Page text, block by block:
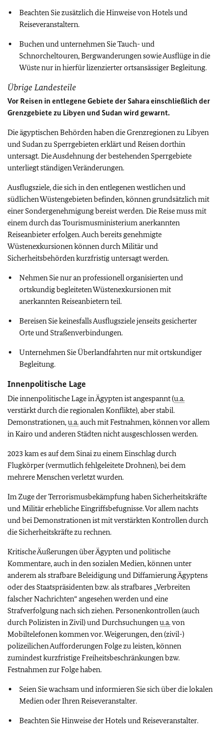
Beachten Sie zusätzlich die Hinweise von Hotels und
Reiseveranstaltern.
Buchen und unternehmen Sie Tauch- und
Schnorcheltouren, Bergwanderungen sowie Ausflüge in die
Wüste nur in hierfür lizenzierter ortsansässiger Begleitung.
Übrige Landesteile
Vor Reisen in entlegene Gebiete der Sahara einschließlich der
Grenzgebiete zu Libyen und Sudan wird gewarnt.
Die ägyptischen Behörden haben die Grenzregionen zu Libyen
und Sudan zu Sperrgebieten erklärt und Reisen dorthin
untersagt. Die Ausdehnung der bestehenden Sperrgebiete
unterliegt ständigen Veränderungen.
Ausflugsziele, die sich in den entlegenen westlichen und
südlichen Wüstengebieten befinden, können grundsätzlich mit
einer Sondergenehmigung bereist werden. Die Reise muss mit
einem durch das Tourismusministerium anerkannten
Reiseanbieter erfolgen. Auch bereits genehmigte
Wüstenexkursionen können durch Militär und
Sicherheitsbehörden kurzfristig untersagt werden.
Nehmen Sie nur an professionell organisierten und
ortskundig begleiteten Wüstenexkursionen mit
anerkannten Reiseanbietern teil.
Bereisen Sie keinesfalls Ausflugsziele jenseits gesicherter
Orte und Straßenverbindungen.
Unternehmen Sie Überlandfahrten nur mit ortskundiger
Begleitung.
Innenpolitische Lage
Die innenpolitische Lage in Ägypten ist angespannt (u.a.
verstärkt durch die regionalen Konflikte), aber stabil.
Demonstrationen,u.a.auch mit Festnahmen,können vor allem
in Kairo und anderen Städten nicht ausgeschlossen werden.
2023 kam es auf dem Sinai zu einem Einschlag durch
Flugkörper (vermutlich fehlgeleitete Drohnen), bei dem
mehrere Menschen verletzt wurden.
Im Zuge der Terrorismusbekämpfung haben Sicherheitskräfte
und Militär erhebliche Eingriffsbefugnisse. Vor allem nachts
und bei Demonstrationen ist mit verstärkten Kontrollen durch
die Sicherheitskräfte zu rechnen.
Kritische Äußerungen über Ägypten und politische
Kommentare, auch in den sozialen Medien, können unter
anderem als strafbare Beleidigung und Diffamierung Ägyptens
oder des Staatspräsidenten bzw. als strafbares „Verbreiten
falscher Nachrichten“ angesehen werden und eine
Strafverfolgung nach sich ziehen. Personenkontrollen (auch
durch Polizisten in Zivil) und Durchsuchungenu.a.von
Mobiltelefonen kommen vor. Weigerungen, den (zivil-)
polizeilichen Aufforderungen Folge zu leisten, können
zumindest kurzfristige Freiheitsbeschränkungen bzw.
Festnahmen zur Folge haben.
Seien Sie wachsam und informieren Sie sich über die lokalen
Medien oder Ihren Reiseveranstalter.
Beachten Sie Hinweise der Hotels und Reiseveranstalter.